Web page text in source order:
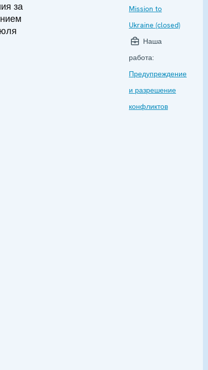
за
Mission to
Ukraine (closed)
Наша
работа:
Предупреждение
и разрешение
конфликтов